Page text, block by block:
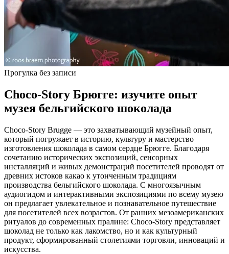
Прогулка без записи
Choco-Story Брюгге: изучите опыт
музея бельгийского шоколада
Choco-Story Brugge — это захватывающий музейный опыт,
который погружает в историю, культуру и мастерство
изготовления шоколада в самом сердце Брюгге. Благодаря
сочетанию исторических экспозиций, сенсорных
инсталляций и живых демонстраций посетителей проводят от
древних истоков какао к утонченным традициям
производства бельгийского шоколада. С многоязычным
аудиогидом и интерактивными экспозициями по всему музею
он предлагает увлекательное и познавательное путешествие
для посетителей всех возрастов. От ранних мезоамериканских
ритуалов до современных пралине: Choco-Story представляет
шоколад не только как лакомство, но и как культурный
продукт, сформированный столетиями торговли, инноваций и
искусства.